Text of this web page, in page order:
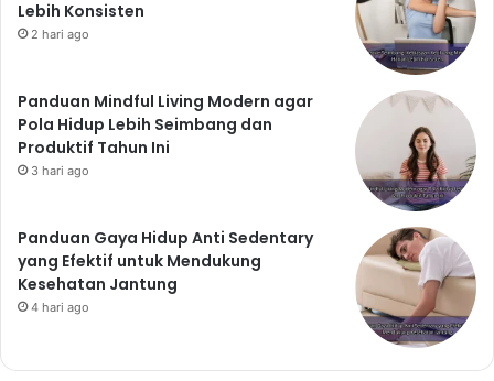
Lebih Konsisten
2 hari ago
Panduan Mindful Living Modern agar
Pola Hidup Lebih Seimbang dan
Produktif Tahun Ini
3 hari ago
Panduan Gaya Hidup Anti Sedentary
yang Efektif untuk Mendukung
Kesehatan Jantung
4 hari ago